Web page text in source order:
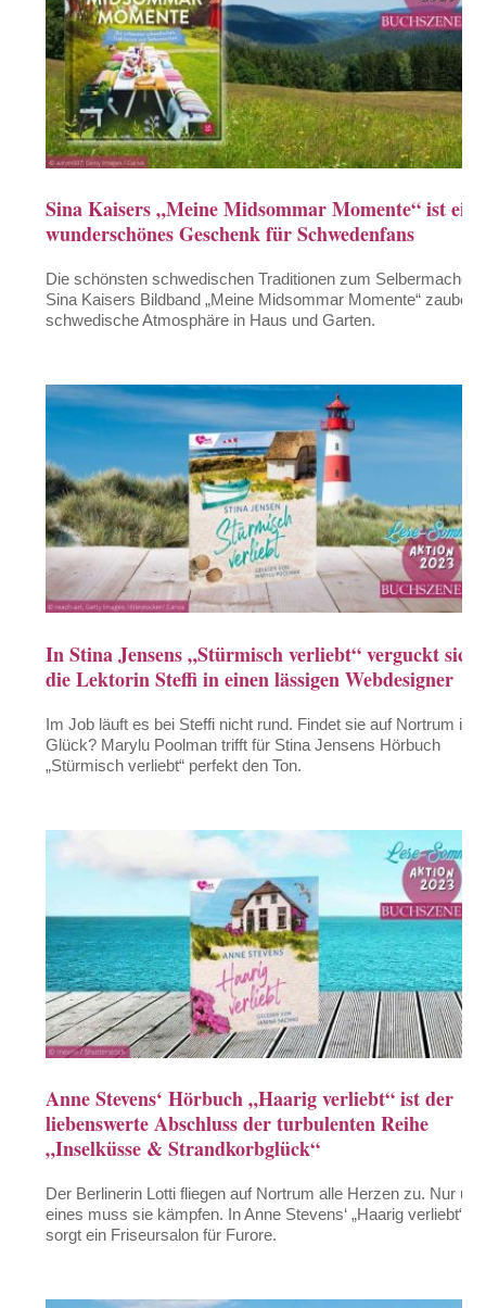
Sina Kaisers „Meine Midsommar Momente“ ist ein
wunderschönes Geschenk für Schwedenfans
Die schönsten schwedischen Traditionen zum Selbermachen!
Sina Kaisers Bildband „Meine Midsommar Momente“ zaubert
schwedische Atmosphäre in Haus und Garten.
In Stina Jensens „Stürmisch verliebt“ verguckt sich
die Lektorin Steffi in einen lässigen Webdesigner
Im Job läuft es bei Steffi nicht rund. Findet sie auf Nortrum ihr
Glück? Marylu Poolman trifft für Stina Jensens Hörbuch
„Stürmisch verliebt“ perfekt den Ton.
Anne Stevens‘ Hörbuch „Haarig verliebt“ ist der
liebenswerte Abschluss der turbulenten Reihe
„Inselküsse & Strandkorbglück“
Der Berlinerin Lotti fliegen auf Nortrum alle Herzen zu. Nur um
eines muss sie kämpfen. In Anne Stevens‘ „Haarig verliebt“
sorgt ein Friseursalon für Furore.